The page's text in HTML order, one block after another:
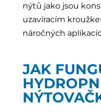
nýtů jako jsou
uzavíracím
náročných
JAK